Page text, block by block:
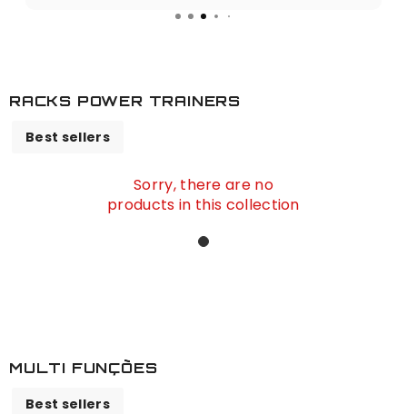
RACKS POWER TRAINERS
Best sellers
Sorry, there are no
products in this collection
MULTI FUNÇÕES
Best sellers